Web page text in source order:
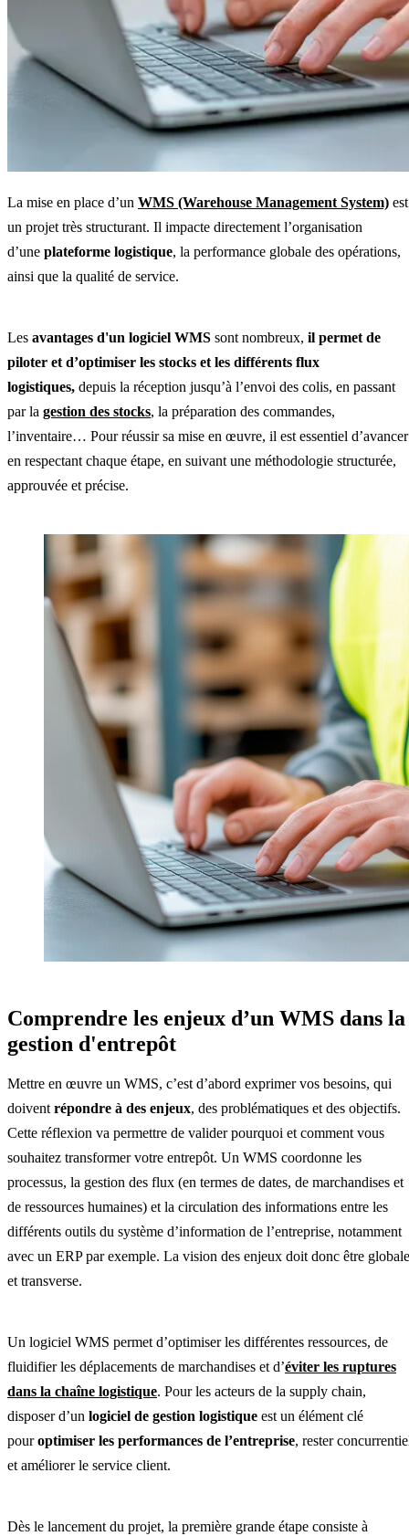
La mise en place d’un WMS (Warehouse Management System) est
un projet très structurant. Il impacte directement l’organisation
d’une plateforme logistique, la performance globale des opérations,
ainsi que la qualité de service.
Les avantages d'un logiciel WMS sont nombreux, il permet de
piloter et d’optimiser les stocks et les différents flux
logistiques, depuis la réception jusqu’à l’envoi des colis, en passant
par la gestion des stocks, la préparation des commandes,
l’inventaire… Pour réussir sa mise en œuvre, il est essentiel d’avancer
en respectant chaque étape, en suivant une méthodologie structurée,
approuvée et précise.
Comprendre les enjeux d’un WMS dans la
gestion d'entrepôt
Mettre en œuvre un WMS, c’est d’abord exprimer vos besoins, qui
doivent répondre à des enjeux, des problématiques et des objectifs.
Cette réflexion va permettre de valider pourquoi et comment vous
souhaitez transformer votre entrepôt. Un WMS coordonne les
processus, la gestion des flux (en termes de dates, de marchandises et
de ressources humaines) et la circulation des informations entre les
différents outils du système d’information de l’entreprise, notamment
avec un ERP par exemple. La vision des enjeux doit donc être globale
et transverse.
Un logiciel WMS permet d’optimiser les différentes ressources, de
fluidifier les déplacements de marchandises et d’éviter les ruptures
dans la chaîne logistique. Pour les acteurs de la supply chain,
disposer d’un logiciel de gestion logistique est un élément clé
pouroptimiser les performances de l’entreprise, rester
et améliorer le service client.
Dès le lancement du projet, la première grande étape consiste à